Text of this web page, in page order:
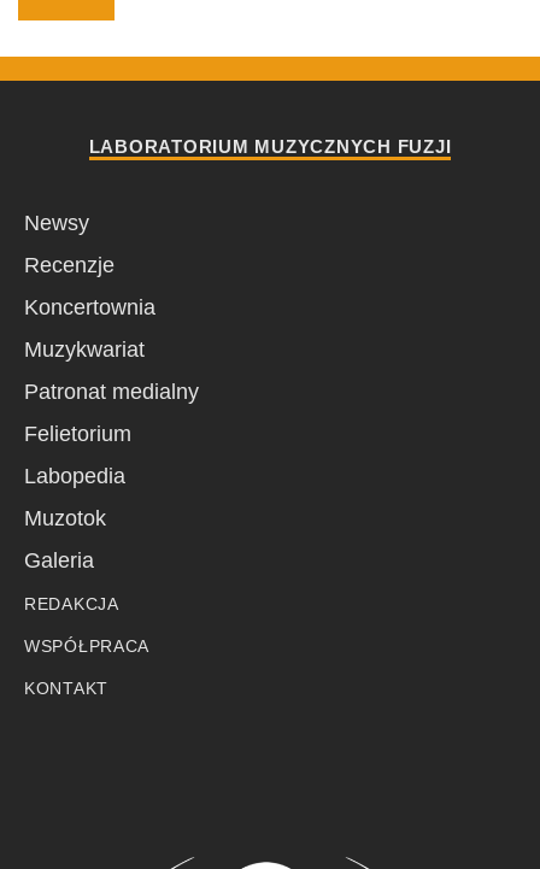
LABORATORIUM MUZYCZNYCH FUZJI
Newsy
Recenzje
Koncertownia
Muzykwariat
Patronat medialny
Felietorium
Labopedia
Muzotok
Galeria
REDAKCJA
WSPÓŁPRACA
KONTAKT